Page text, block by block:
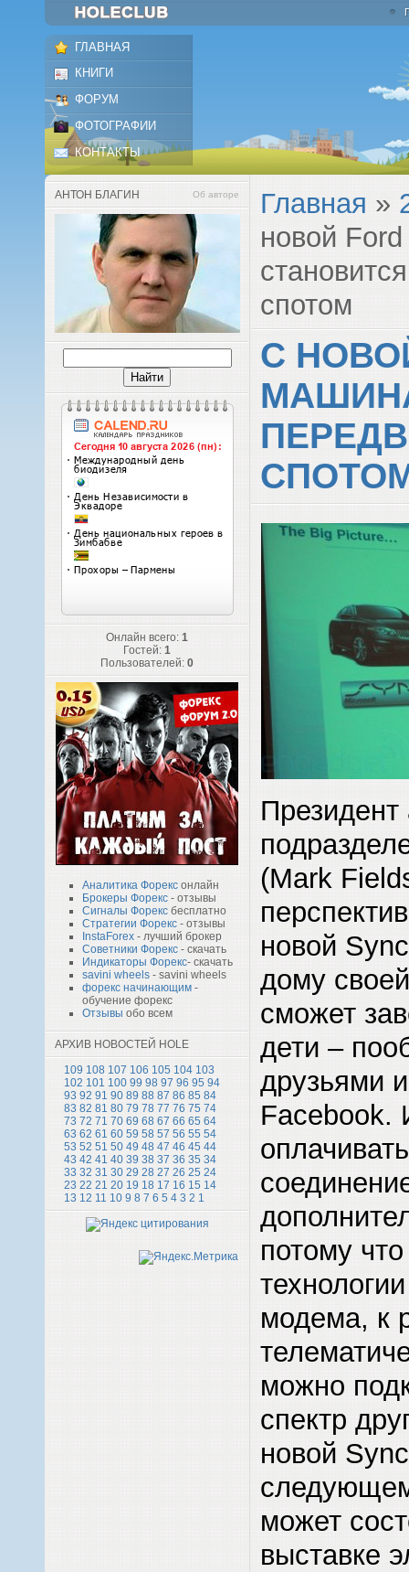
ГЛАВНАЯ
КНИГИ
ФОРУМ
ФОТОГРАФИИ
КОНТАКТЫ
АНТОН БЛАГИН Об авторе
Онлайн всего: 1
Гостей: 1
Пользователей: 0
Аналитика Форекс онлайн
Брокеры Форекс - отзывы
Сигналы Форекс бесплатно
Стратегии Форекс - отзывы
InstaForex - лучший брокер
Советники Форекс - скачать
Индикаторы Форекс- скачать
savini wheels - savini wheels
форекс начинающим -
обучение форекс
Отзывы обо всем
АРХИВ НОВОСТЕЙ HOLE
109 108 107 106 105 104 103
102 101 100 99 98 97 96 95 94
93 92 91 90 89 88 87 86 85 84
83 82 81 80 79 78 77 76 75 74
73 72 71 70 69 68 67 66 65 64
63 62 61 60 59 58 57 56 55 54
53 52 51 50 49 48 47 46 45 44
43 42 41 40 39 38 37 36 35 34
33 32 31 30 29 28 27 26 25 24
23 22 21 20 19 18 17 16 15 14
13 12 11 10 9 8 7 6 5 4 3 2 1
Главная »
новой
спотом
С
Президент
(Mark
новой
дому
сможет
дети –
друзьями
Facebook.
потому
модема, к
можно
спектр
новой
может
выставке